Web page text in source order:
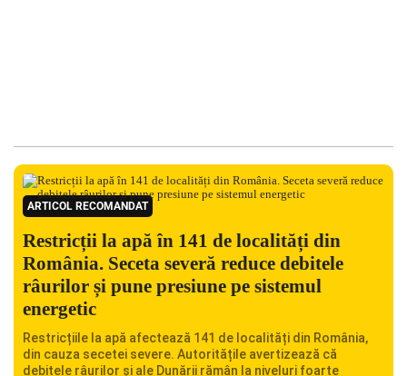
ARTICOL RECOMANDAT
Restricții la apă în 141 de localități din
România. Seceta severă reduce debitele
râurilor și pune presiune pe sistemul
energetic
Restricțiile la apă afectează 141 de localități din România,
din cauza secetei severe. Autoritățile avertizează că
debitele râurilor și ale Dunării rămân la niveluri foarte